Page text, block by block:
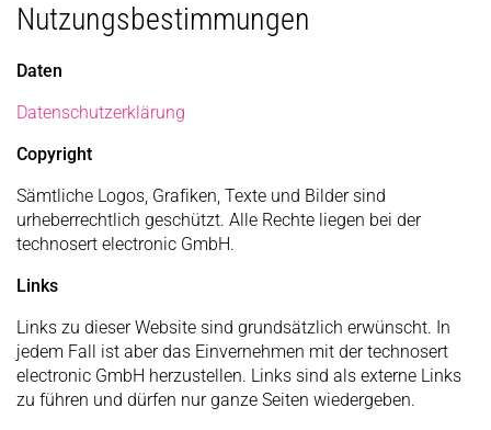
Nutzungsbestimmungen
Daten
Datenschutzerklärung
Copyright
Sämtliche Logos, Grafiken, Texte und Bilder sind
urheberrechtlich geschützt. Alle Rechte liegen bei der
technosert electronic GmbH.
Links
Links zu dieser Website sind grundsätzlich erwünscht. In
jedem Fall ist aber das Einvernehmen mit der technosert
electronic GmbH herzustellen. Links sind als externe Links
zu führen und dürfen nur ganze Seiten wiedergeben.